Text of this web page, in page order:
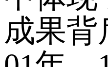
成果背